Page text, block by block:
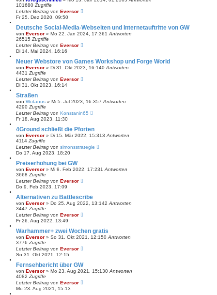
101680 Zugriffe
Letzter Beitrag von Eversor
Fr 25. Dez 2020, 09:50
Deutsche Social-Media-Webseiten und Internetauftritte von GW
von Eversor » Mo 22. Jan 2024, 17:361 Antworten
26515 Zugriffe
Letzter Beitrag von Eversor
Di 14. Mai 2024, 16:16
Neuer Webstore von Games Workshop und Forge World
von Eversor » Di 31. Okt 2023, 16:140 Antworten
4431 Zugriffe
Letzter Beitrag von Eversor
Di 31. Okt 2023, 16:14
Straßen
von Wotanus » Mi 5. Jul 2023, 16:357 Antworten
4290 Zugriffe
Letzter Beitrag von Konstanin65
Fr 18. Aug 2023, 11:30
4Ground schließt die Pforten
von Eversor » Di 15. Mär 2022, 15:313 Antworten
4114 Zugriffe
Letzter Beitrag von simonsstrategie
Do 17. Aug 2023, 18:20
Preiserhöhung bei GW
von Eversor » Mi 9. Feb 2022, 17:231 Antworten
3668 Zugriffe
Letzter Beitrag von Eversor
Do 9. Feb 2023, 17:09
Alternativen zu Battlescribe
von Eversor » Do 25. Aug 2022, 13:142 Antworten
3447 Zugriffe
Letzter Beitrag von Eversor
Fr 26. Aug 2022, 13:49
Warhammer+ zwei Wochen gratis
von Eversor » So 31. Okt 2021, 12:150 Antworten
3776 Zugriffe
Letzter Beitrag von Eversor
So 31. Okt 2021, 12:15
Fernsehbericht über GW
von Eversor » Mo 23. Aug 2021, 15:130 Antworten
4082 Zugriffe
Letzter Beitrag von Eversor
Mo 23. Aug 2021, 15:13